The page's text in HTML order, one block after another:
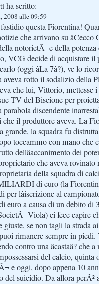
ha scritto:
2008 alle 09:59
questa Fiorentina!
che arrivano su âCecco
della notorietÃ e della
VCG decide di acquistare il
(oggi âLa 7â?), ve lo
rotto il sodalizio della
che lui, Vittorio,
TV del Biscione per
parabola discendente
che il produttore aveva. La
grande, la squadra fu
toccammo con mano che
dellâaccanimento dei
che aveva
della squadra di
di euro (la
per lâiscrizione al
euro a causa di un debito di
Viola) ci fece capire
giuste, se non tagli la strada
rimanere sempre in
contro una âcastaâ? che
del calcio, quinta
e oggi, dopo appena 10
del suicidio. Da allora